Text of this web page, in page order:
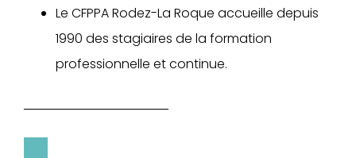
Le CFPPA Rodez-La Roque accueille depuis
1990 des stagiaires de la formation
professionnelle et continue.